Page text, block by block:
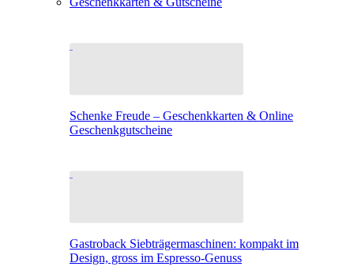
Schenke Freude – Geschenkkarten & Online
Geschenkgutscheine
Gastroback Siebträgermaschinen: kompakt im
Design, gross im Espresso-Genuss